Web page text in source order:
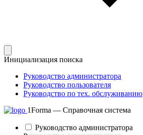
Инициализация поиска
Руководство администратора
Руководство пользователя
Руководство по тех. обслуживанию
1Forma — Справочная система
Руководство администратора